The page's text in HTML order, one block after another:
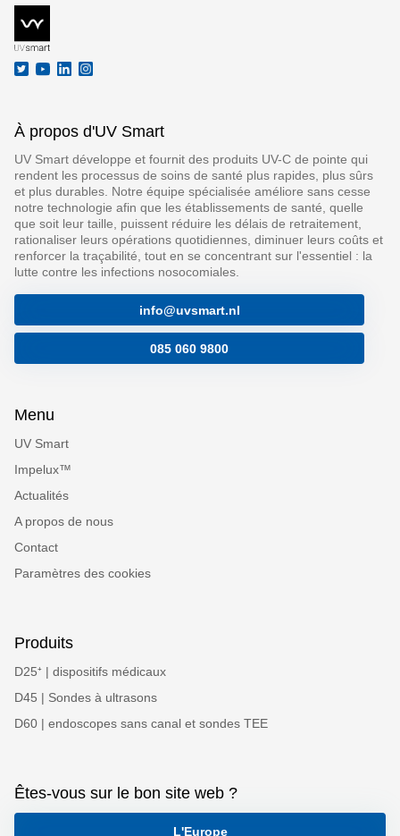
À propos d'UV Smart
UV Smart développe et fournit des produits UV-C de pointe qui
rendent les processus de soins de santé plus rapides, plus sûrs
et plus durables. Notre équipe spécialisée améliore sans cesse
notre technologie afin que les établissements de santé, quelle
que soit leur taille, puissent réduire les délais de retraitement,
rationaliser leurs opérations quotidiennes, diminuer leurs coûts et
renforcer la traçabilité, tout en se concentrant sur l'essentiel : la
lutte contre les infections nosocomiales.
info@uvsmart.nl
085 060 9800
Menu
UV Smart
Impelux™
Actualités
A propos de nous
Contact
Paramètres des cookies
Produits
D25⁺ | dispositifs médicaux
D45 | Sondes à ultrasons
D60 | endoscopes sans canal et sondes TEE
Êtes-vous sur le bon site web ?
L'Europe